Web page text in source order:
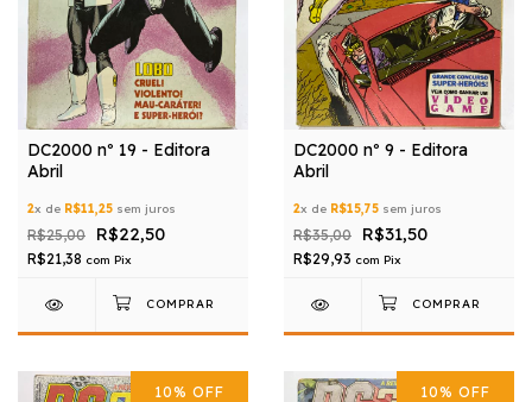
DC2000 nº 19 - Editora
Abril
2x de R$11,25 sem juros
R$25,00 R$22,50
R$21,38 com Pix
DC2000 nº 9 - Editora
Abril
2x de R$15,75 sem juros
R$35,00 R$31,50
R$29,93 com Pix
10% OFF 10% OFF